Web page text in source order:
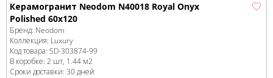
Керамогранит Neodom N40018 Royal Onyx
Polished 60x120
Бренд: Neodom
Коллекция: Luxury
Код товара: SD-303874-99
В коробке: 2 шт, 1.44 м2
Сроки доставки: 30 дней